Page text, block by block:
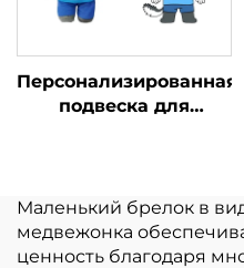
Персонализированная
подвеска для
заказ, плюшевая
тряпичная кукла
Маленький брелок в
медвежонка
ценность благодаря